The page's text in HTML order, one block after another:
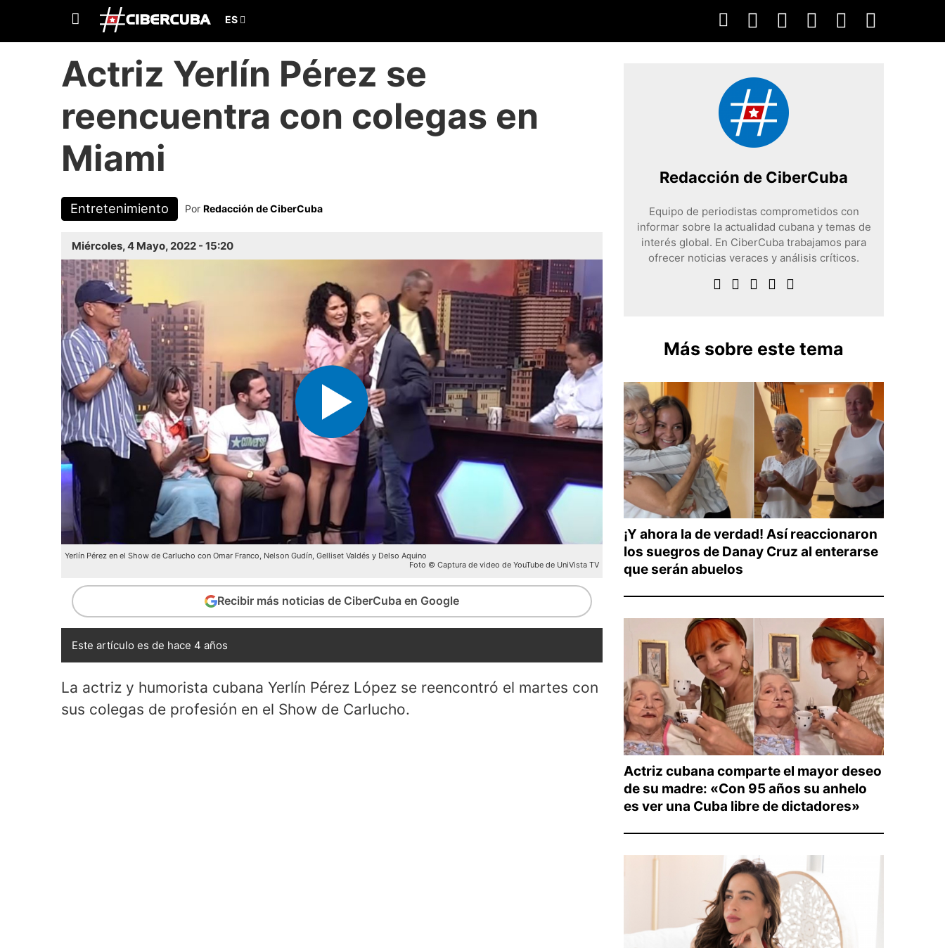
Actriz Yerlín Pérez se
reencuentra con colegas en
Miami
Entretenimiento Por Redacción de CiberCuba
Miércoles, 4 Mayo, 2022 - 15:20
Yerlín Pérez en el Show de Carlucho con Omar Franco, Nelson Gudín, Gelliset Valdés y Delso Aquino
Foto © Captura de video de YouTube de UniVista TV
Recibir más noticias de CiberCuba en Google
Este artículo es de hace 4 años
La actriz y humorista cubana Yerlín Pérez López se reencontró el martes con
sus colegas de profesión en el Show de Carlucho.
Redacción de CiberCuba
Equipo de periodistas comprometidos con
informar sobre la actualidad cubana y temas de
interés global. En CiberCuba trabajamos para
ofrecer noticias veraces y análisis críticos.
Más sobre este tema
¡Y ahora la de verdad! Así reaccionaron
los suegros de Danay Cruz al enterarse
que serán abuelos
Actriz cubana comparte el mayor deseo
de su madre: «Con 95 años su anhelo
es ver una Cuba libre de dictadores»